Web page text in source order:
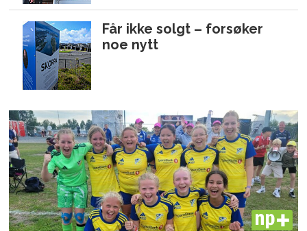
Får ikke solgt – forsøker
noe nytt
PLUS